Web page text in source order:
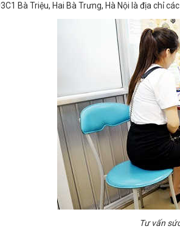
Bà Triệu, Hai Bà Trưng, Hà Nội là địa chỉ
Tư vấn